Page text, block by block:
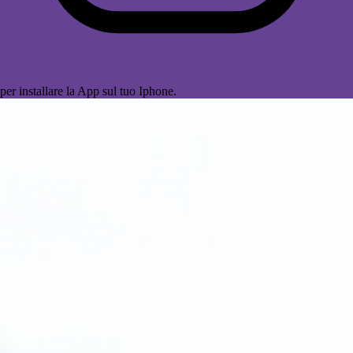
per installare la App sul tuo Iphone.